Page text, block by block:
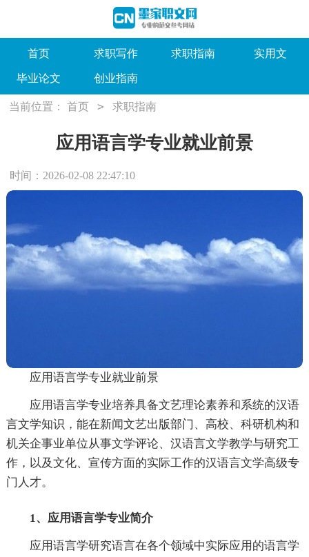
首页 求职写作 求职指南 实用文
毕业论文 创业指南
当前位置： 首页 > 求职指南
应用语言学专业就业前景
时间：2026-02-08 22:47:10
应用语言学专业就业前景
应用语言学专业培养具备文艺理论素养和系统的汉语
言文学知识，能在新闻文艺出版部门、高校、科研机构和
机关企事业单位从事文学评论、汉语言文学教学与研究工
作，以及文化、宣传方面的实际工作的汉语言文学高级专
门人才。
1、应用语言学专业简介
应用语言学研究语言在各个领域中实际应用的语言学